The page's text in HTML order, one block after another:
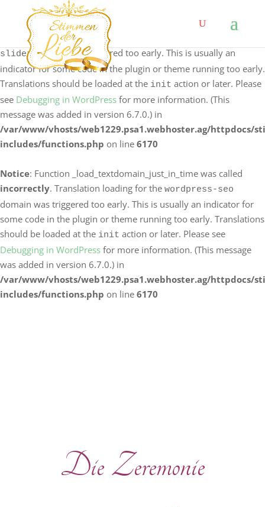
Notice: Function _load_textdomain_just_in_time was called
incorrectly. Translation loading for the
sliderdomain was triggered too early. This is usually an
indicator for some code in the plugin or theme running too early.
Translations should be loaded at the init action or later. Please
see Debugging in WordPress for more information. (This
message was added in version 6.7.0.) in
/var/www/vhosts/web1229.psa1.webhoster.ag/httpdocs/
includes/functions.php on line 6170
Notice: Function _load_textdomain_just_in_time was called
incorrectly. Translation loading for the wordpress-seo
domain was triggered too early. This is usually an indicator for
some code in the plugin or theme running too early. Translations
should be loaded at the init action or later. Please see
Debugging in WordPress for more information. (This message
was added in version 6.7.0.) in
/var/www/vhosts/web1229.psa1.webhoster.ag/httpdocs/
includes/functions.php on line 6170
Die Zeremonie